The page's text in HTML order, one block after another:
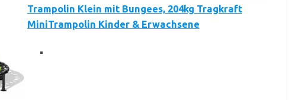
Trampolin Klein mit Bungees, 204kg Tragkraft
MiniTrampolin Kinder & Erwachsene